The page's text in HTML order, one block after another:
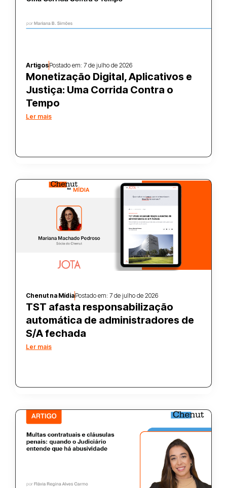
ArtigosPostado em: 7 de julho de 2026
Monetização Digital, Aplicativos e
Justiça: Uma Corrida Contra o
Tempo
Ler mais
Chenut na MídiaPostado em: 7 de julho de 2026
TST afasta responsabilização
automática de administradores de
S/A fechada
Ler mais